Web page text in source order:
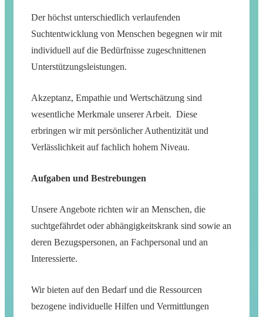
Der höchst unterschiedlich verlaufenden
Suchtentwicklung von Menschen begegnen wir mit
individuell auf die Bedürfnisse zugeschnittenen
Unterstützungsleistungen.
Akzeptanz, Empathie und Wertschätzung sind
wesentliche Merkmale unserer Arbeit. Diese
erbringen wir mit persönlicher Authentizität und
Verlässlichkeit auf fachlich hohem Niveau.
Aufgaben und Bestrebungen
Unsere Angebote richten wir an Menschen, die
suchtgefährdet oder abhängigkeitskrank sind sowie an
deren Bezugspersonen, an Fachpersonal und an
Interessierte.
Wir bieten auf den Bedarf und die Ressourcen
bezogene individuelle Hilfen und Vermittlungen